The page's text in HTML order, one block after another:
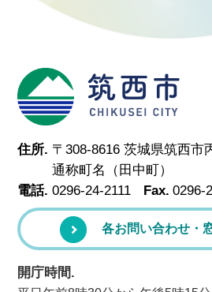
住所. 〒308-8616 茨城県筑西市
通称町名（田中町）
電話. 0296-24-2111 Fax. 0296-
各お問い合わせ・
開庁時間.